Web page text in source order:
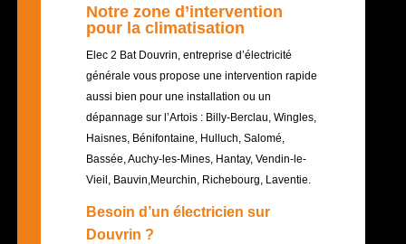
Notre zone d’intervention
pour la climatisation
Elec 2 Bat Douvrin, entreprise d’électricité
générale vous propose une intervention rapide
aussi bien pour une installation ou un
dépannage sur l’Artois : Billy-Berclau, Wingles,
Haisnes, Bénifontaine, Hulluch, Salomé,
Bassée, Auchy-les-Mines, Hantay, Vendin-le-
Vieil, Bauvin,Meurchin, Richebourg, Laventie.
Besoin d’un électricien sur
Douvrin ?